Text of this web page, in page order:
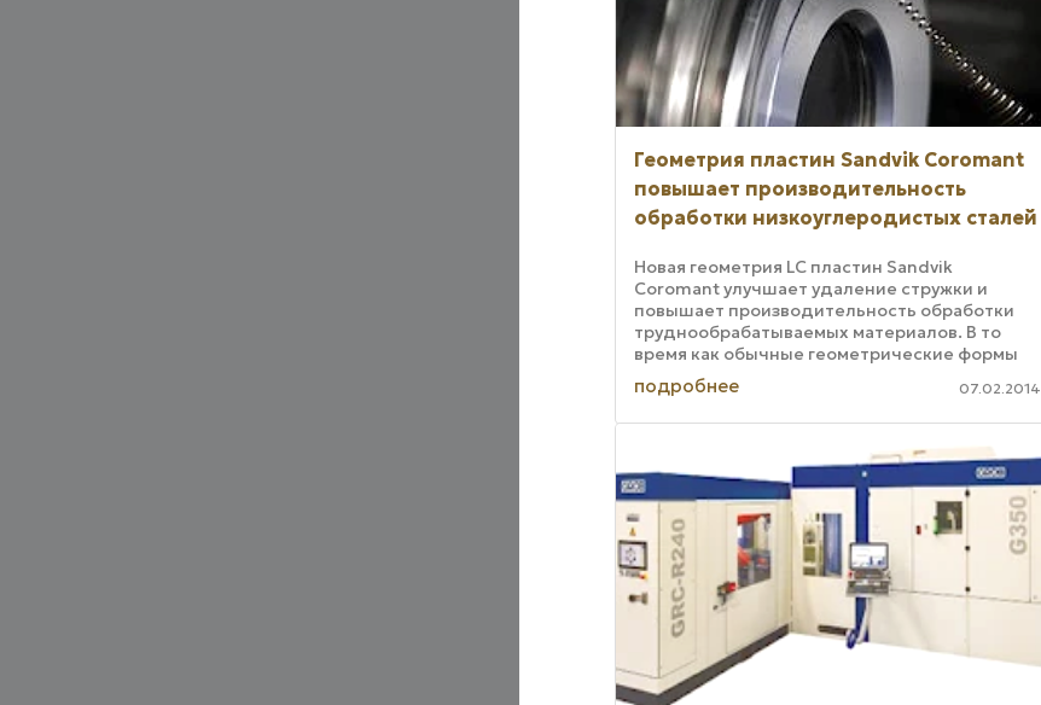
Геометрия пластин Sandvik Coromant
повышает производительность
обработки низкоуглеродистых сталей
Новая геометрия LC пластин Sandvik
Coromant улучшает удаление стружки и
повышает производительность обработки
труднообрабатываемых материалов. В то
время как обычные геометрические формы
не предохраняют инструмент от забивания
стружкой, LC позволяет ...
подробнее 07.02.2014